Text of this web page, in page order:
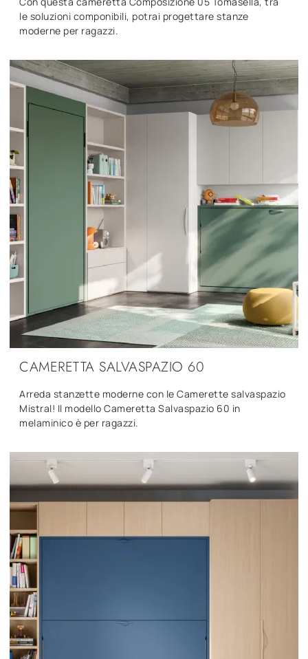
le soluzioni componibili, potrai progettare stanze
moderne per ragazzi.
CAMERETTA SALVASPAZIO 60
Arreda stanzette moderne con le Camerette salvaspazio
Mistral! Il modello Cameretta Salvaspazio 60 in
melaminico è per ragazzi.